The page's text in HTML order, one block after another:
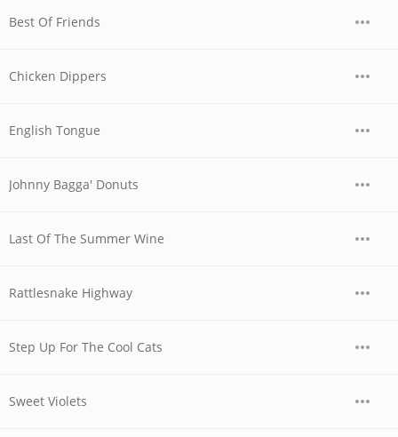
Best Of Friends
Chicken Dippers
English Tongue
Johnny Bagga' Donuts
Last Of The Summer Wine
Rattlesnake Highway
Step Up For The Cool Cats
Sweet Violets